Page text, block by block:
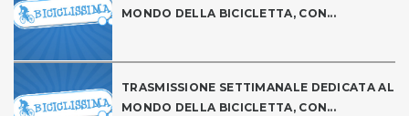
MONDO DELLA BICICLETTA, CON...
TRASMISSIONE SETTIMANALE DEDICATA AL
MONDO DELLA BICICLETTA, CON...